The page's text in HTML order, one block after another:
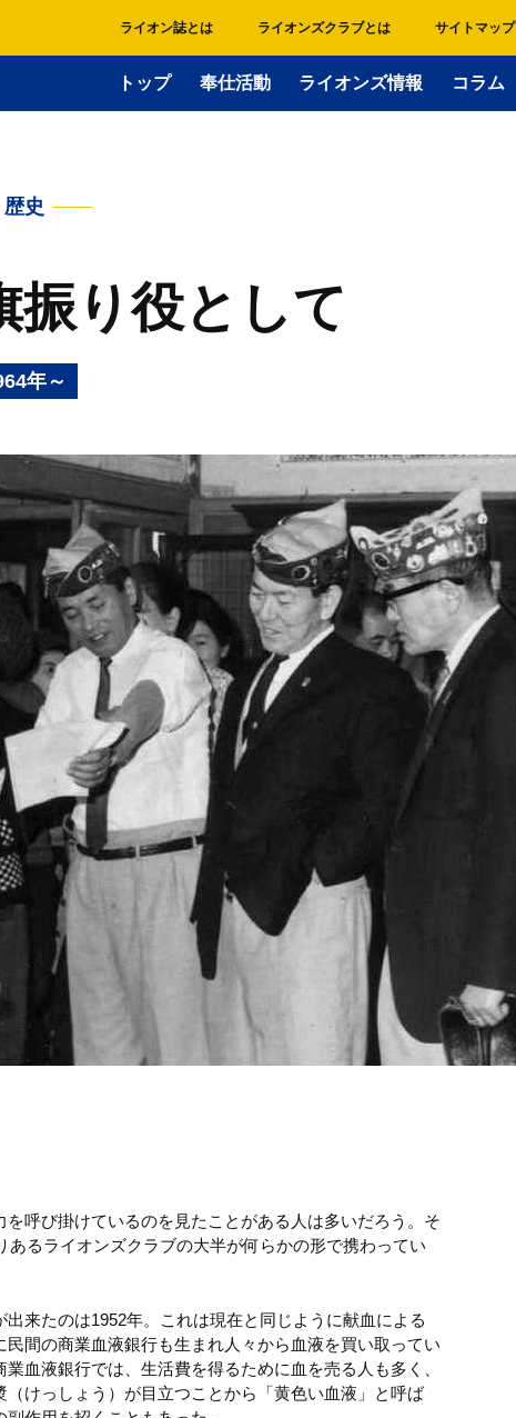
ライオン誌とは ライオンズクラブとは サイトマップ
トップ 奉仕活動 ライオンズ情報 コラム
歴史
振り役として
年～
呼び掛けているのを見たことがある人は多いだろう。そ
るライオンズクラブの大半が何らかの形で携わってい
来たのは1952年。これは現在と同じように献血による
間の商業血液銀行も生まれ人々から血液を買い取ってい
血液銀行では、生活費を得るために血を売る人も多く、
けっしょう）が目立つことから「黄色い血液」と呼ば